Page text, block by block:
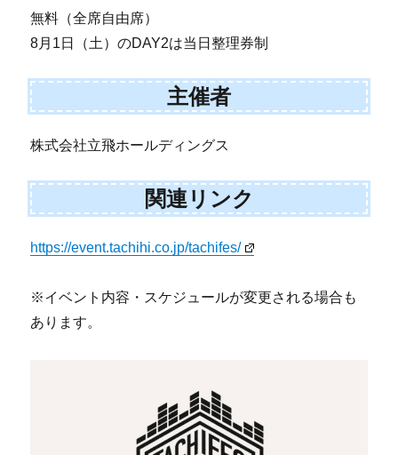
無料（全席自由席）
8月1日（土）のDAY2は当日整理券制
主催者
株式会社立飛ホールディングス
関連リンク
https://event.tachihi.co.jp/tachifes/
※イベント内容・スケジュールが変更される場合も
あります。